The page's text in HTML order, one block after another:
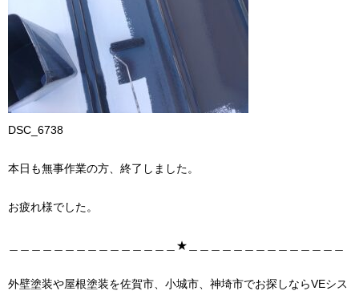
DSC_6738
本日も無事作業の方、終了しました。
お疲れ様でした。
＿＿＿＿＿＿＿＿＿＿＿＿＿＿＿★＿＿＿＿＿＿＿＿＿＿＿＿＿＿
外壁塗装や屋根塗装を佐賀市、小城市、神埼市でお探しならVEシス